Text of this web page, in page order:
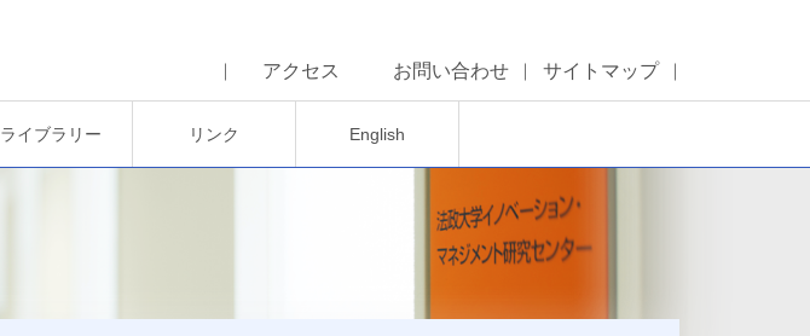
アクセス お問い合わせ サイトマップ
ライブラリー リンク English